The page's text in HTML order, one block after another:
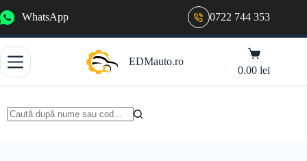
la
WhatsApp 0722 744 353
EDMauto.ro
Coș
de
cumpărături
0.00lei